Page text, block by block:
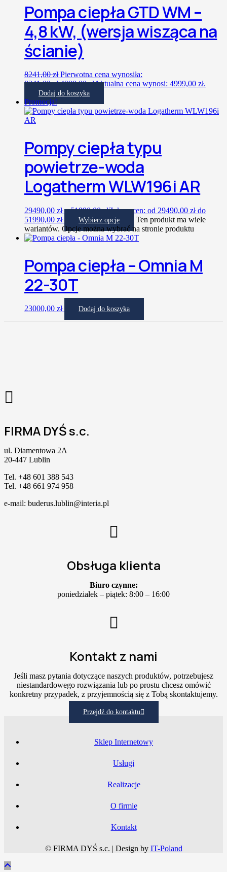
Pompa ciepła GTD WM –
4,8 kW, (wersja wisząca na
ścianie)
8241,00zł Pierwotna cena wynosiła:
8241,00 zł.4999,00złAktualna cena wynosi: 4999,00 zł.
Dodaj do koszyka
Promocja!
Pompy ciepła typu
powietrze-woda
Logatherm WLW196i AR
29490,00 zł – 51990,00złZakres cen: od 29490,00 zł do
51990,00 zł
Wybierz opcje
Ten produkt ma wiele
wariantów. Opcje można wybrać na stronie produktu
Pompa ciepła – Omnia M
22-30T
23000,00 zł Dodaj do koszyka
FIRMA DYŚ s.c.
ul. Diamentowa 2A
20-447 Lublin
Tel. +48 601 388 543
Tel. +48 661 974 958
e-mail: buderus.lublin@interia.pl
Obsługa klienta
Biuro czynne:
poniedziałek – piątek: 8:00 – 16:00
Kontakt z nami
Jeśli masz pytania dotyczące naszych produktów, potrzebujesz
niestandardowego rozwiązania lub po prostu chcesz omówić
konkretny przypadek, z przyjemnością się z Tobą skontaktujemy.
Przejdź do kontaktu
Sklep Internetowy
Usługi
Realizacje
O firmie
Kontakt
© FIRMA DYŚ s.c. | Design by IT-Poland